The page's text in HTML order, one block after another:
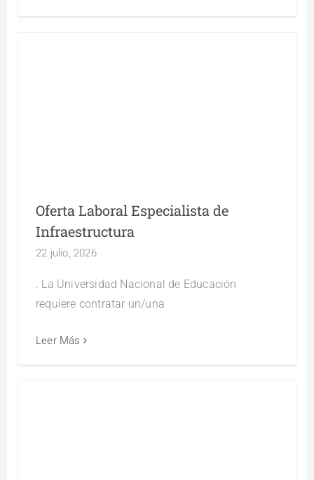
Oferta Laboral Especialista de
Infraestructura
22 julio, 2026
. La Universidad Nacional de Educación
requiere contratar un/una
Leer Más